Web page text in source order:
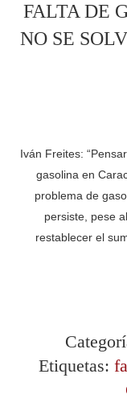
FALTA DE
NO SE
Iván Freites:
gasolina en
problema de
persiste, pese
restablecer el
Etiquetas: